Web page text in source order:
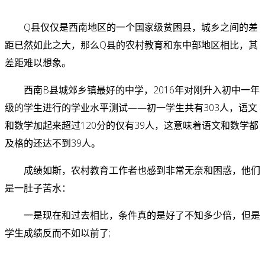
Q县仅仅是西南地区的一个国家级贫困县，城乡之间的差
距已然如此之大，那么Q县的农村教育和东中部地区相比，其
差距难以想象。
西南B县城郊乡镇最好的中学，2016年对刚升入初中一年
级的学生进行的学业水平测试——初一学生共有303人，语文
和数学加起来超过120分的仅有39人，这意味着语文和数学都
及格的还达不到39人。
成绩如斯，农村教育工作者也感到非常无奈和困惑，他们
是一肚子苦水：
一是现在和过去相比，条件真的是好了不知多少倍，但是
学生成绩反而不如以前了;